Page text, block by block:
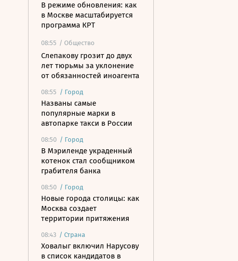
В режиме обновления: как
в Москве масштабируется
программа КРТ
08:55 / Общество
Слепакову грозит до двух
лет тюрьмы за уклонение
от обязанностей иноагента
08:55 / Город
Названы самые
популярные марки в
автопарке такси в России
08:50 / Город
В Мэриленде украденный
котенок стал сообщником
грабителя банка
08:50 / Город
Новые города столицы: как
Москва создает
территории притяжения
08:43 / Страна
Ховалыг включил Нарусову
в список кандидатов в